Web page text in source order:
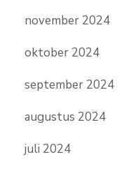
november 2024
oktober 2024
september 2024
augustus 2024
juli 2024